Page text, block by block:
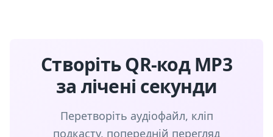
Створіть QR-код MP3
за лічені секунди
Перетворіть аудіофайл, кліп
подкасту, попередній перегляд